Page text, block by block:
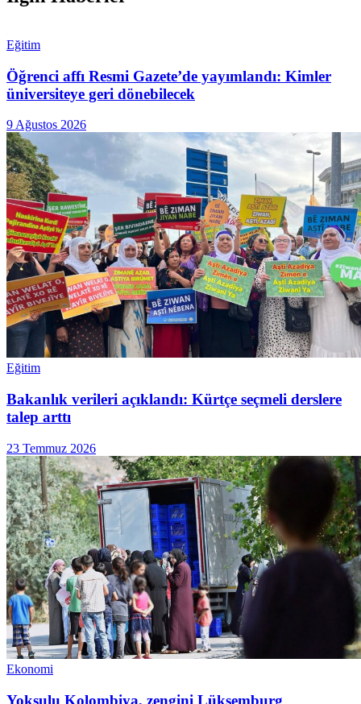
Eğitim
Öğrenci affı Resmi Gazete’de yayımlandı: Kimler
üniversiteye geri dönebilecek
9 Ağustos 2026
Eğitim
Bakanlık verileri açıklandı: Kürtçe seçmeli derslere
talep arttı
23 Temmuz 2026
Ekonomi
Yoksulu Kolombiya, zengini Lüksemburg